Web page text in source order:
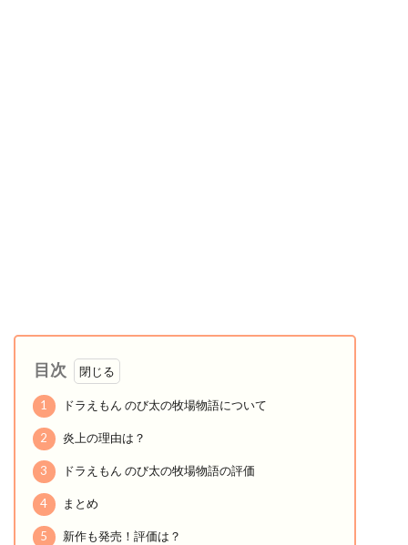
目次
1 ドラえもん のび太の牧場物語について
2 炎上の理由は？
3 ドラえもん のび太の牧場物語の評価
4 まとめ
5 新作も発売！評価は？